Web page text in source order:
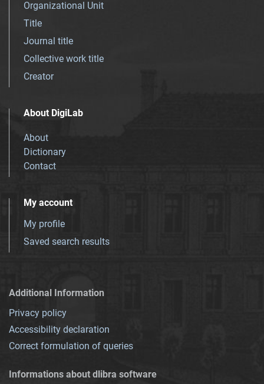
Organizational Unit
Title
Journal title
Collective work title
Creator
About DigiLab
About
Dictionary
Contact
My account
My profile
Saved search results
Additional Information
Privacy policy
Accessibility declaration
Correct formulation of queries
Informations about dlibra software